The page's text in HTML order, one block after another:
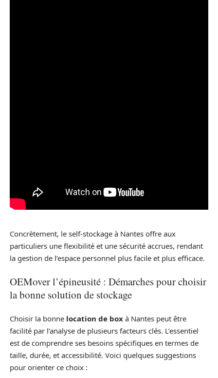
Concrètement, le self-stockage à Nantes offre aux
particuliers une flexibilité et une sécurité accrues, rendant
la gestion de l’espace personnel plus facile et plus efficace.
OEMover l’épineusité : Démarches pour choisir
la bonne solution de stockage
Choisir la bonne location de box à Nantes peut être
facilité par l’analyse de plusieurs facteurs clés. L’essentiel
est de comprendre ses besoins spécifiques en termes de
taille, durée, et accessibilité. Voici quelques suggestions
pour orienter ce choix :